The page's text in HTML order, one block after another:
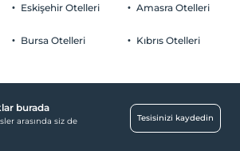
Havuzu
Eskişehir Otelleri
Bursa Otelleri
Amasra Otelleri
Kıbrıs Otelleri
burada
arasında siz de
Tesisinizi kaydedin